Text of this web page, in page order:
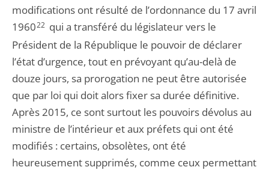
modifications ont résulté de l’ordonnance du 17 avril
196022qui a transféré du législateur vers le
Président de la République le pouvoir de déclarer
l’état d’urgence, tout en prévoyant qu’au-delà de
douze jours, sa prorogation ne peut être autorisée
que par loi qui doit alors fixer sa durée définitive.
Après 2015, ce sont surtout les pouvoirs dévolus au
ministre de l’intérieur et aux préfets qui ont été
modifiés : certains, obsolètes, ont été
heureusement supprimés, comme ceux permettant